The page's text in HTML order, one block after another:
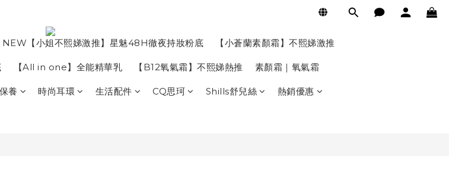
NEW【小姐不熙娣激推】星魅48H徹夜持妝粉底 【小蒼蘭素顏霜】不熙娣激推
【All in one】全能精華乳 【B12氧氣霜】不熙娣熱推 素顏霜｜氧氣霜
養 時尚耳環 生活配件 CQ思珂 Shills舒兒絲 熱銷優惠
BUY NOW